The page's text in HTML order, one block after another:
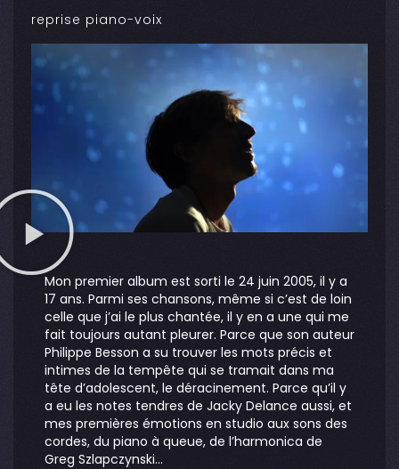
reprise piano-voix
Mon premier album est sorti le 24 juin 2005, il y a
17 ans. Parmi ses chansons, même si c’est de loin
celle que j’ai le plus chantée, il y en a une qui me
fait toujours autant pleurer. Parce que son auteur
Philippe Besson a su trouver les mots précis et
intimes de la tempête qui se tramait dans ma
tête d’adolescent, le déracinement. Parce qu’il y
a eu les notes tendres de Jacky Delance aussi, et
mes premières émotions en studio aux sons des
cordes, du piano à queue, de l’harmonica de
Greg Szlapczynski…